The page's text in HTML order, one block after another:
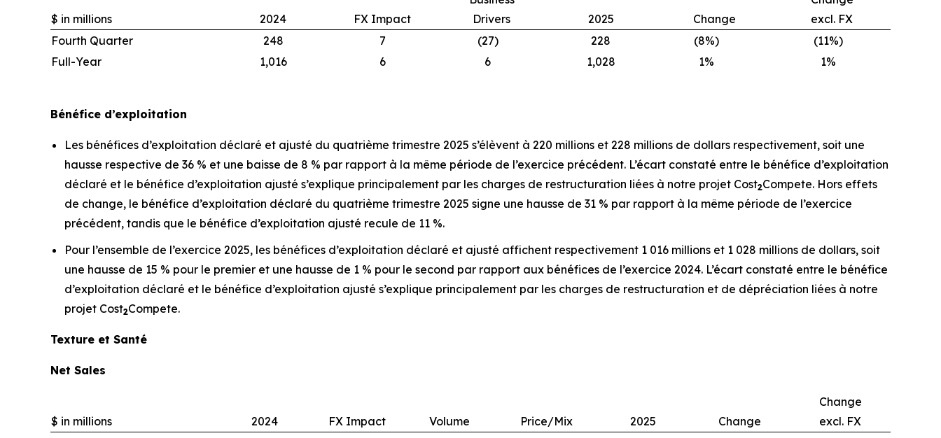
$ in millions 2024 FX Impact
Drivers
2025 Change
excl. FX
Fourth Quarter
248 7 (27) 228 (8%)
(11%)
Full-Year
1,016 6 6 1,028 1% 1%
Bénéfice d’exploitation
Les bénéfices d’exploitation déclaré et ajusté du quatrième trimestre 2025 s’élèvent à 220 millions et 228 millions de dollars respectivement, soit une
hausse respective de 36 % et une baisse de 8 % par rapport à la même période de l’exercice précédent. L’écart constaté entre le bénéfice d’exploitation
déclaré et le bénéfice d’exploitation ajusté s’explique principalement par les charges de restructuration liées à notre projet Cost2Compete. Hors effets
de change, le bénéfice d’exploitation déclaré du quatrième trimestre 2025 signe une hausse de 31 % par rapport à la même période de l’exercice
précédent, tandis que le bénéfice d’exploitation ajusté recule de 11 %.
Pour l’ensemble de l’exercice 2025, les bénéfices d’exploitation déclaré et ajusté affichent respectivement 1 016 millions et 1 028 millions de dollars, soit
une hausse de 15 % pour le premier et une hausse de 1 % pour le second par rapport aux bénéfices de l’exercice 2024. L’écart constaté entre le bénéfice
d’exploitation déclaré et le bénéfice d’exploitation ajusté s’explique principalement par les charges de restructuration et de dépréciation liées à notre
projet Cost2Compete.
Texture et Santé
Net Sales
$ in millions 2024 FX Impact Volume Price/Mix 2025 Change
Change
excl. FX